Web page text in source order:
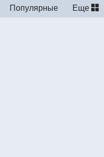
Популярные Еще